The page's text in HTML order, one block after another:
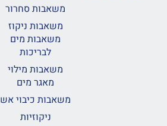
משאבות סחרור
משאבות ניקוז
משאבות מים
לבריכות
משאבות מילוי
מאגר מים
משאבות כיבוי אש
ניקוזיות